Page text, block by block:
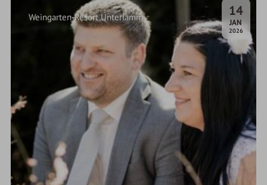
14
JAN
2026
Weingarten-Resort Unterlamm